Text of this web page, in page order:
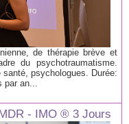
de thérapie brève et
du psychotraumatisme.
psychologues. Durée:
par an...
- IMO ® 3 Jours